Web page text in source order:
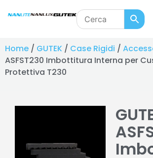
Home / GUTEK / Case Rigidi /
ASFST230 Imbottitura Interna per
Protettiva T230